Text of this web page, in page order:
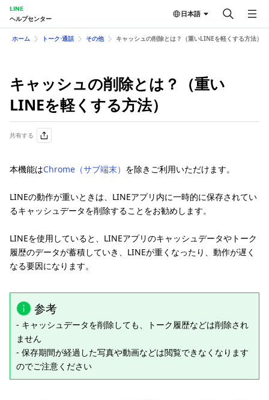
LINE
ヘルプセンター
日本語
ホーム トーク⋅通話 その他 キャッシュの削除とは？（重いLINEを軽くする方法）
キャッシュの削除とは？（重い
LINEを軽くする方法）
共有する
本機能はChrome（サブ端末） を除きご利用いただけます。
LINEの動作が重いときは、LINEアプリ内に一時的に保存されてい
るキャッシュデータを削除することをお勧めします。
LINEを使用していると、LINEアプリのキャッシュデータやトーク
履歴のデータが蓄積していき、LINEが重くなったり、動作が遅く
なる要因になります。
参考
- キャッシュデータを削除しても、トーク履歴などは削除され
ません
- 保存期間が経過した写真や動画などは閲覧できなくなります
のでご注意ください